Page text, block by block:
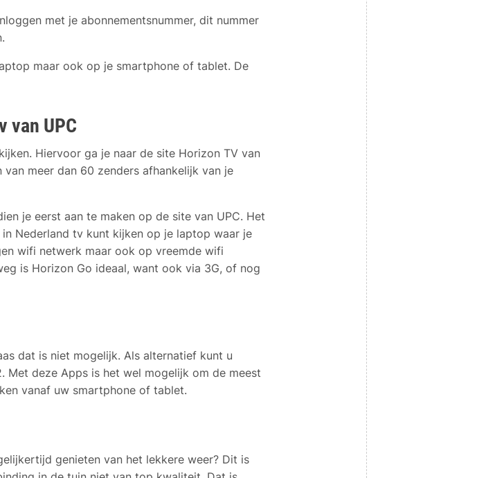
met je abonnementsnummer, dit nummer
maar ook op je smartphone of tablet. De
van UPC
Hiervoor ga je naar de site Horizon TV van
meer dan 60 zenders afhankelijk van je
je eerst aan te maken op de site van UPC. Het
Nederland tv kunt kijken op je laptop waar je
wifi netwerk maar ook op vreemde wifi
is Horizon Go ideaal, want ook via 3G, of nog
dat is niet mogelijk. Als alternatief kunt u
Met deze Apps is het wel mogelijk om de meest
vanaf uw smartphone of tablet.
genieten van het lekkere weer? Dit is